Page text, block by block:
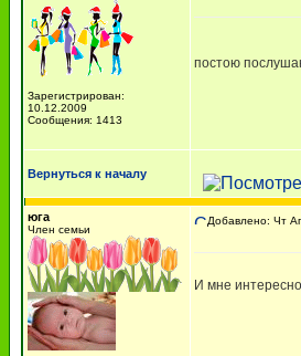
Зарегистрирован:
10.12.2009
Сообщения: 1413
постою
Вернуться к началу
юга
Член семьи
Добавлено: Чт
И мне